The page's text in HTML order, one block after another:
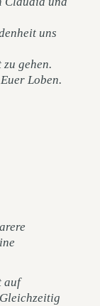
uns
gehen.
Loben.
auf